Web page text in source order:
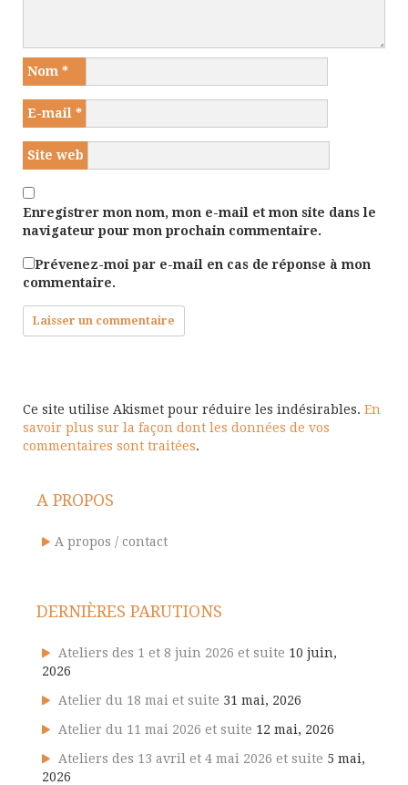
Nom *
E-mail *
Site web
Enregistrer mon nom, mon e-mail et mon site dans le
navigateur pour mon prochain commentaire.
Prévenez-moi par e-mail en cas de réponse à mon
commentaire.
Ce site utilise Akismet pour réduire les indésirables. En
savoir plus sur la façon dont les données de vos
commentaires sont traitées.
A PROPOS
A propos / contact
DERNIÈRES PARUTIONS
Ateliers des 1 et 8 juin 2026 et suite 10 juin,
2026
Atelier du 18 mai et suite 31 mai, 2026
Atelier du 11 mai 2026 et suite 12 mai, 2026
Ateliers des 13 avril et 4 mai 2026 et suite 5 mai,
2026